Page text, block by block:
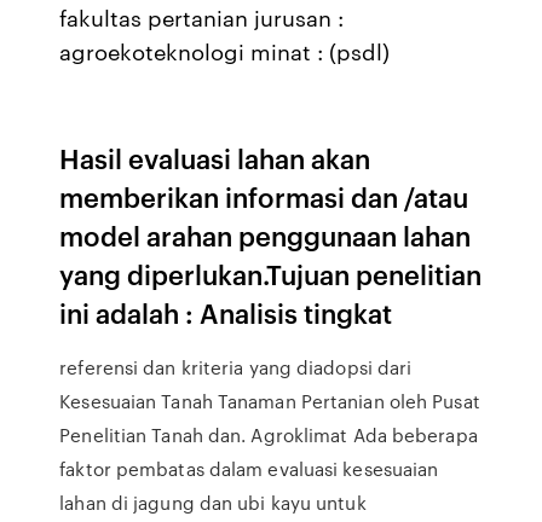
fakultas pertanian jurusan :
agroekoteknologi minat : (psdl)
Hasil evaluasi lahan akan
memberikan informasi dan /atau
model arahan penggunaan lahan
yang diperlukan.Tujuan penelitian
ini adalah : Analisis tingkat
referensi dan kriteria yang diadopsi dari
Kesesuaian Tanah Tanaman Pertanian oleh Pusat
Penelitian Tanah dan. Agroklimat Ada beberapa
faktor pembatas dalam evaluasi kesesuaian
lahan di jagung dan ubi kayu untuk